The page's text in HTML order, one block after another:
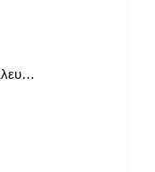
Αρτοποιείο Γκαλίτσιου Ελευθερία